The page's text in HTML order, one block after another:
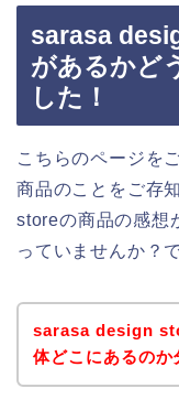
sarasa
があるかど
した！
こちらのページを
商品のことをご存
storeの商品の感想
っていませんか？
sarasa design
体どこにあるのか